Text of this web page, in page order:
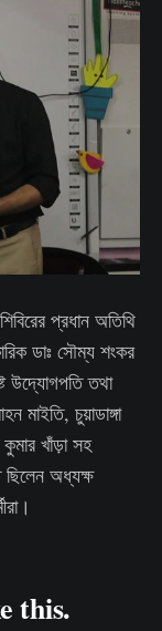
প্রধান অতিথি
ডাঃ সৌম্য শংকর
উদ্যোগপতি তথা
মাইতি, চুয়াডাঙ্গা
খাঁড়া সহ
ছিলেন অধ্যক্ষ
this.